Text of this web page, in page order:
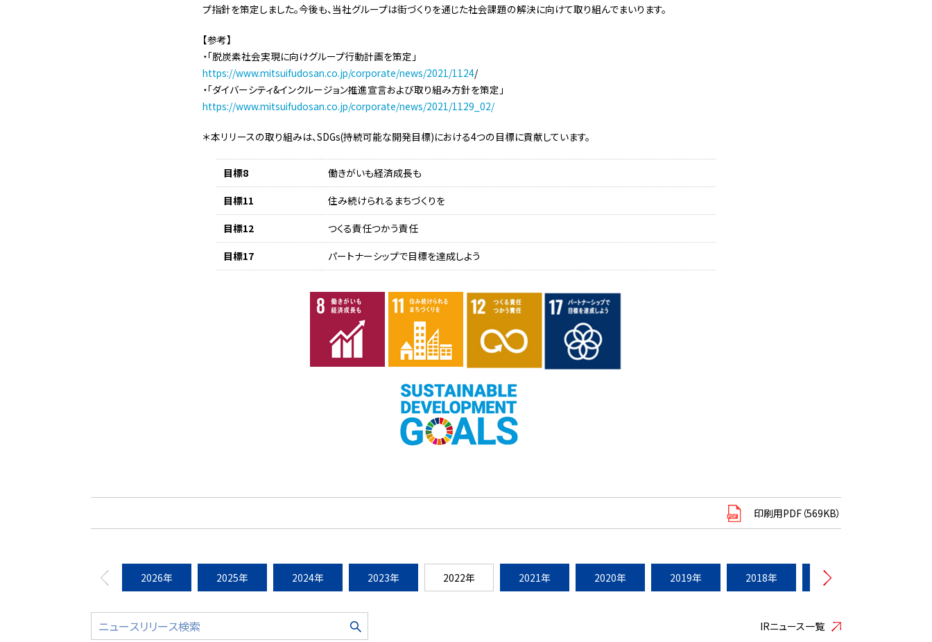
プ指針を策定しました。今後も、当社グループは街づくりを通じた社会課題の解決に向けて取り組んでまいります。
【参考】
・「脱炭素社会実現に向けグループ行動計画を策定」
https://www.mitsuifudosan.co.jp/corporate/news/2021/1124/
・「ダイバーシティ&インクルージョン推進宣言および取り組み方針を策定」
https://www.mitsuifudosan.co.jp/corporate/news/2021/1129_02/
＊本リリースの取り組みは、SDGs(持続可能な開発目標)における4つの目標に貢献しています。
目標8
働きがいも経済成長も
目標11
住み続けられるまちづくりを
目標12
つくる責任つかう責任
目標17
パートナーシップで目標を達成しよう
印刷用PDF（569KB）
2026年 2025年 2024年 2023年 2022年 2021年 2020年 2019年 2018年 2017年
IRニュース一覧